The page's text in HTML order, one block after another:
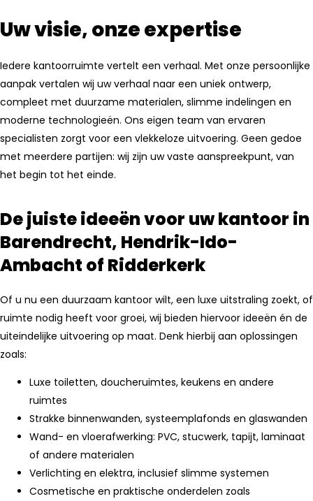
Uw visie, onze expertise
Iedere kantoorruimte vertelt een verhaal. Met onze persoonlijke
aanpak vertalen wij uw verhaal naar een uniek ontwerp,
compleet met duurzame materialen, slimme indelingen en
moderne technologieën. Ons eigen team van ervaren
specialisten zorgt voor een vlekkeloze uitvoering. Geen gedoe
met meerdere partijen: wij zijn uw vaste aanspreekpunt, van
het begin tot het einde.
De juiste ideeën voor uw kantoor in
Barendrecht, Hendrik-Ido-
Ambacht of Ridderkerk
Of u nu een duurzaam kantoor wilt, een luxe uitstraling zoekt, of
ruimte nodig heeft voor groei, wij bieden hiervoor ideeën én de
uiteindelijke uitvoering op maat. Denk hierbij aan oplossingen
zoals:
Luxe toiletten, doucheruimtes, keukens en andere
ruimtes
Strakke binnenwanden, systeemplafonds en glaswanden
Wand- en vloerafwerking: PVC, stucwerk, tapijt, laminaat
of andere materialen
Verlichting en elektra, inclusief slimme systemen
Cosmetische en praktische onderdelen zoals